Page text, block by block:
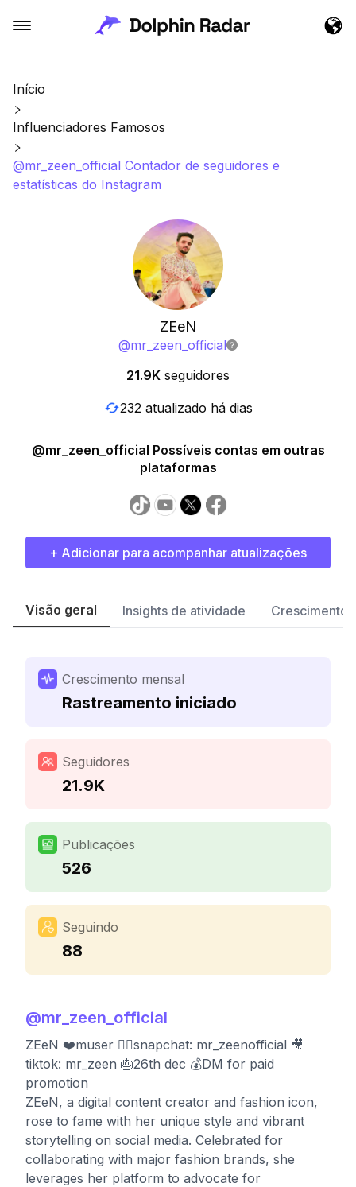
Início
Influenciadores Famosos
@mr_zeen_official Contador de seguidores e
estatísticas do Instagram
ZEeN
@mr_zeen_official
21.9K seguidores
232 atualizado há dias
@mr_zeen_official Possíveis contas em outras
plataformas
+ Adicionar para acompanhar atualizações
Visão geral Insights de atividade Crescimento
Crescimento mensal
Rastreamento iniciado
Seguidores
21.9K
Publicações
526
Seguindo
88
@mr_zeen_official
ZEeN ❤️muser 🧟‍♂️snapchat: mr_zeenofficial 🎥
tiktok: mr_zeen 🎂26th dec 💰DM for paid
promotion
ZEeN, a digital content creator and fashion icon,
rose to fame with her unique style and vibrant
storytelling on social media. Celebrated for
collaborating with major fashion brands, she
leverages her platform to advocate for